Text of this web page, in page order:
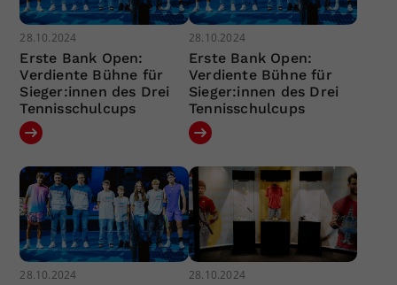
28.10.2024
Erste Bank Open:
Verdiente Bühne für
Sieger:innen des Drei
Tennisschulcups
28.10.2024
Erste Bank Open:
Verdiente Bühne für
Sieger:innen des Drei
Tennisschulcups
28.10.2024 28.10.2024